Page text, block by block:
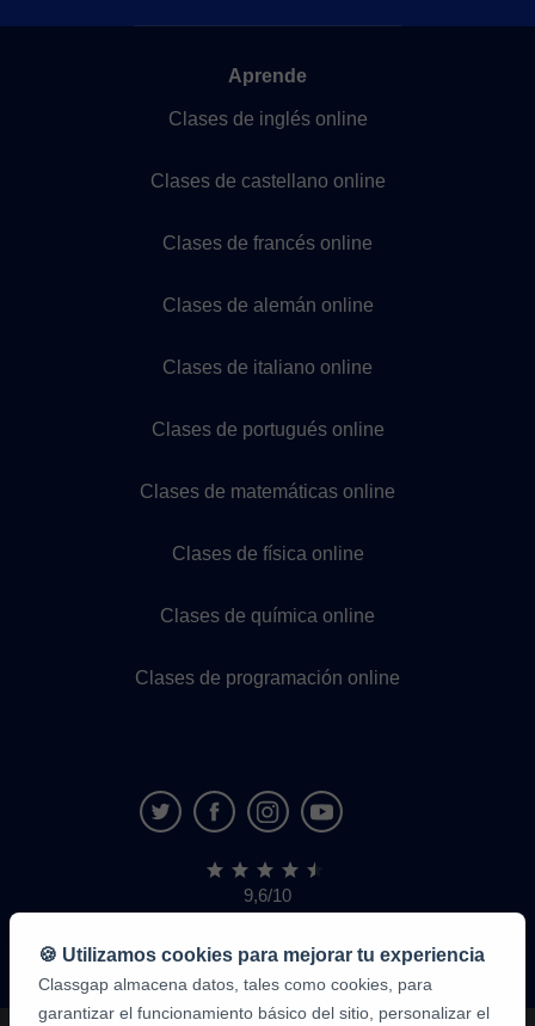
Aprende
Clases de inglés online
Clases de castellano online
Clases de francés online
Clases de alemán online
Clases de italiano online
Clases de portugués online
Clases de matemáticas online
Clases de física online
Clases de química online
Clases de programación online
9,6/10
1.339.316
de
alumnos
🍪 Utilizamos cookies para mejorar tu experiencia
Classgap almacena datos, tales como cookies, para
garantizar el funcionamiento básico del sitio, personalizar el